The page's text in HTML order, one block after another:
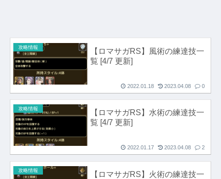
攻略情報
【ロマサガRS】風術の練達技一
覧 [4/7 更新]
2022.01.18 2023.04.08 0
攻略情報
【ロマサガRS】水術の練達技一
覧 [4/7 更新]
2022.01.17 2023.04.08 2
攻略情報
【ロマサガRS】火術の練達技一